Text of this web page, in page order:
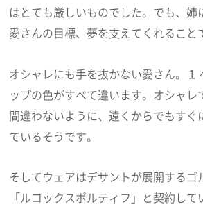
はとても厳しいものでした。でも、姉
愛さんの目標、夢を支えてくれること
オシャレにも手を抜かない愛さん。１
ップの色がすべて違います。オシャレ
間違わないように、遠くからでもすぐ
ているそうです。
そしてウェアはデサントが展開するゴ
「ルコックスポルティフ」と契約し